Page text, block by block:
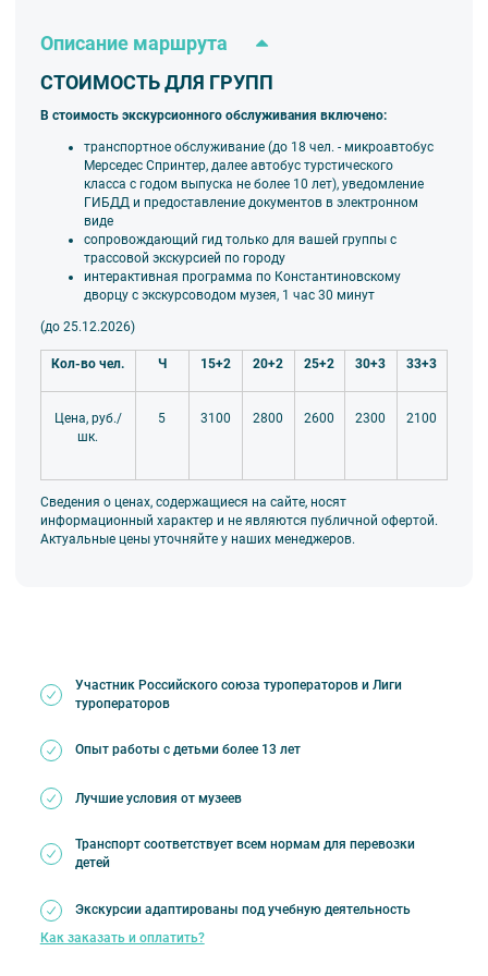
Кладоискатели найдут ответы на множество вопросов:
какой сюжет зашифрован в росписях на стенах, а
также как жили боги и античные герои. Благодаря
быстрой реакции, смекалке и дружбе, ребята смогут
пройти испытания и получить яркие эмоции!
Для школьников с 14 лет:
Квест-игра «Тайна шедевра»
«Тайна шедевра» перенесёт юных исследователей в
загадочный мир искусства и приключений. Ребят ждёт
увлекательное путешествие по таинственным залам
Константиновского дворца. Во время квеста музей
превратится в настоящий лабиринт из старинных
картин, фарфора и шедевров искусств.
Первыми помощниками в поисках «тайной комнаты»
станут главные свидетели прошлого —
персонажи
. Участников квеста ждут призы за
✅Адаптируем маршрутпод вашу учебую
безопасность.Работаем с детьми больше 16 лет.
собеседование с гидом по запросу.
даёт Петербург» . Мы создаем крутые экскурсии,
они проходят в школе в теории.
Обратите внимание
Описание маршрута
СТОИМОСТЬ ДЛЯ ГРУПП
В стоимость экскурсионного обслуживания включено:
транспортное обслуживание (до 18 чел. - микроавтобус
Мерседес Спринтер, далее автобус турстического
класса с годом выпуска не более 10 лет), уведомление
ГИБДД и предоставление документов в электронном
виде
сопровождающий гид только для вашей группы с
трассовой экскурсией по городу
интерактивная программа по Константиновскому
дворцу с экскурсоводом музея, 1 час 30 минут
(до 25.12.2026)
Кол-во чел. Ч 15+2 20+2 25+2 30+3 33+3
Цена, руб./
шк.
5 3100 2800 2600 2300 2100
Сведения о ценах, содержащиеся на сайте, носят
информационный характер и не являются публичной офертой.
Актуальные цены уточняйте у наших менеджеров.
Участник Российского союза туроператоров и Лиги
туроператоров
Опыт работы с детьми более 13 лет
Лучшие условия от музеев
Транспорт соответствует всем нормам для перевозки
детей
Экскурсии адаптированы под учебную деятельность
Как заказать и оплатить?